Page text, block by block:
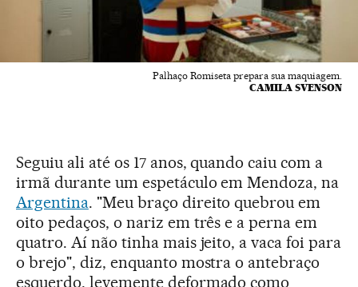
Palhaço Romiseta prepara sua maquiagem.
CAMILA SVENSON
Seguiu ali até os 17 anos, quando caiu com a
irmã durante um espetáculo em Mendoza, na
Argentina. "Meu braço direito quebrou em
oito pedaços, o nariz em três e a perna em
quatro. Aí não tinha mais jeito, a vaca foi para
o brejo", diz, enquanto mostra o antebraço
esquerdo, levemente deformado como